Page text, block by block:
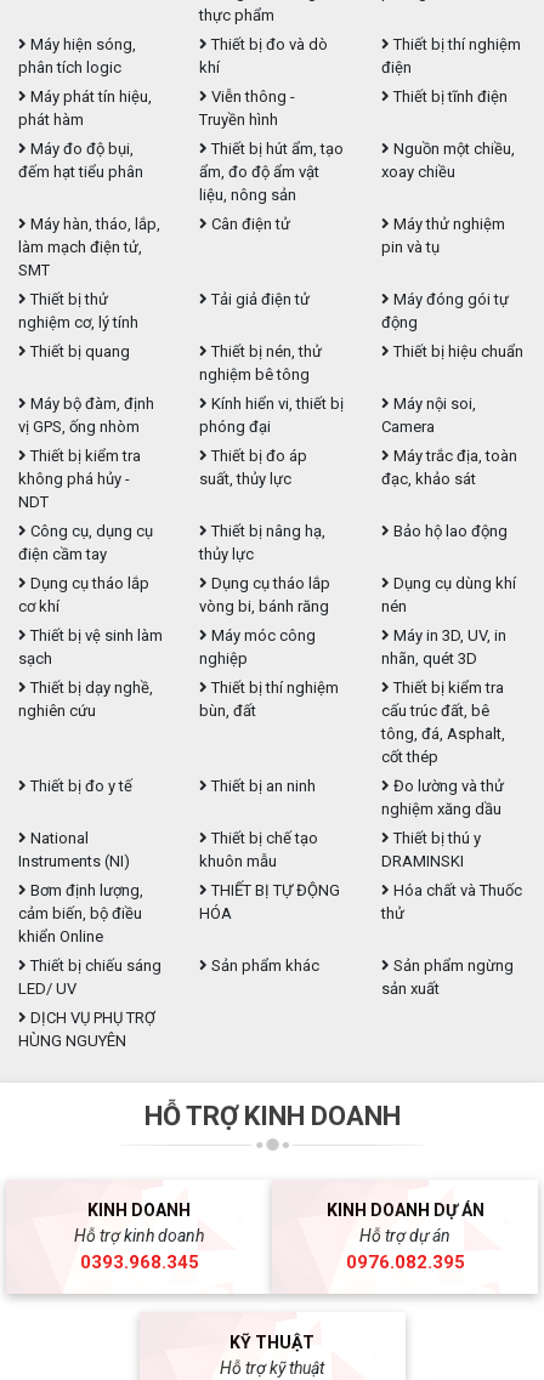
thực phẩm
Máy hiện sóng,
phân tích logic
Thiết bị đo và dò
khí
Thiết bị thí nghiệm
điện
Máy phát tín hiệu,
phát hàm
Viễn thông -
Truyền hình
Thiết bị tĩnh điện
Máy đo độ bụi,
đếm hạt tiểu phân
Thiết bị hút ẩm, tạo
ẩm, đo độ ẩm vật
liệu, nông sản
Nguồn một chiều,
xoay chiều
Máy hàn, tháo, lắp,
làm mạch điện tử,
SMT
Cân điện tử
Máy thử nghiệm
pin và tụ
Thiết bị thử
nghiệm cơ, lý tính
Tải giả điện tử
Máy đóng gói tự
động
Thiết bị quang
Thiết bị nén, thử
nghiệm bê tông
Thiết bị hiệu chuẩn
Máy bộ đàm, định
vị GPS, ống nhòm
Kính hiển vi, thiết bị
phóng đại
Máy nội soi,
Camera
Thiết bị kiểm tra
không phá hủy -
NDT
Thiết bị đo áp
suất, thủy lực
Máy trắc địa, toàn
đạc, khảo sát
Công cụ, dụng cụ
điện cầm tay
Thiết bị nâng hạ,
thủy lực
Bảo hộ lao động
Dụng cụ tháo lắp
cơ khí
Dụng cụ tháo lắp
vòng bi, bánh răng
Dụng cụ dùng khí
nén
Thiết bị vệ sinh làm
sạch
Máy móc công
nghiệp
Máy in 3D, UV, in
nhãn, quét 3D
Thiết bị dạy nghề,
nghiên cứu
Thiết bị thí nghiệm
bùn, đất
Thiết bị kiểm tra
cấu trúc đất, bê
tông, đá, Asphalt,
cốt thép
Thiết bị đo y tế
Thiết bị an ninh
Đo lường và thử
nghiệm xăng dầu
National
Instruments (NI)
Thiết bị chế tạo
khuôn mẫu
Thiết bị thú y
DRAMINSKI
Bơm định lượng,
cảm biến, bộ điều
khiển Online
THIẾT BỊ TỰ ĐỘNG
HÓA
Hóa chất và Thuốc
thử
Thiết bị chiếu sáng
LED/ UV
Sản phẩm khác
Sản phẩm ngừng
sản xuất
DỊCH VỤ PHỤ TRỢ
HÙNG NGUYÊN
HỖ TRỢ KINH DOANH
KINH DOANH
Hỗ trợ kinh doanh
0393.968.345
KINH DOANH DỰ ÁN
Hỗ trợ dự án
0976.082.395
KỸ THUẬT
Hỗ trợ kỹ thuật